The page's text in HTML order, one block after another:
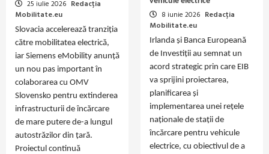
25 iulie 2026 Redacția
Mobilitate.eu
Slovacia accelerează tranziția
către mobilitatea electrică,
iar Siemens eMobility anunță
un nou pas important în
colaborarea cu OMV
Slovensko pentru extinderea
infrastructurii de încărcare
de mare putere de-a lungul
autostrăzilor din țară.
Proiectul continuă
8 iunie 2026 Redacția
Mobilitate.eu
Irlanda și Banca Europeană
de Investiții au semnat un
acord strategic prin care EIB
va sprijini proiectarea,
planificarea și
implementarea unei rețele
naționale de stații de
încărcare pentru vehicule
electrice, cu obiectivul de a